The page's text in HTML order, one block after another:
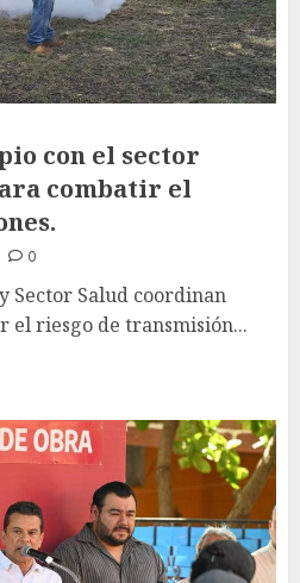
con el sector
combatir el
0
Sector Salud coordinan
el riesgo de transmisión...